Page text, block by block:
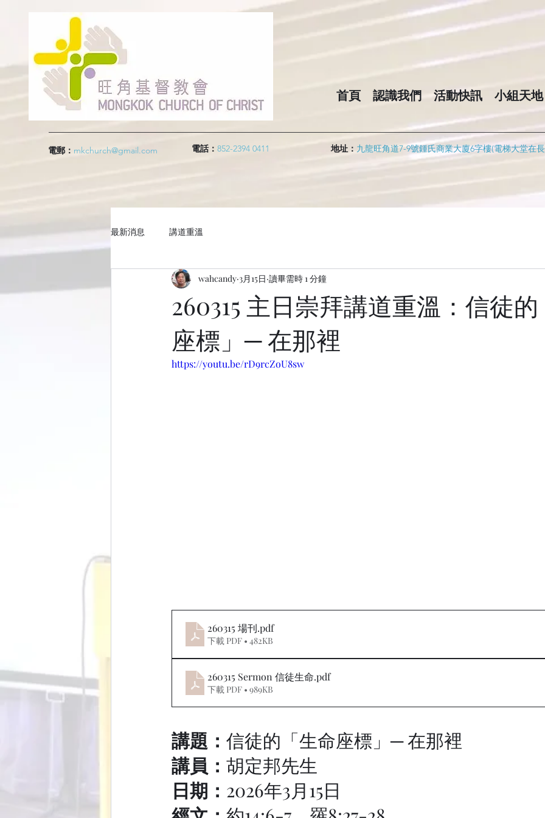
首頁 認識我們 活動快訊 小組天地
電郵： mkchurch@gmail.com 電話： 852-2394 0411 地址： 九龍旺角道7-9號鍾氏商業大廈6字樓(電梯大堂在
最新消息 講道重溫
260315 主日崇拜講道重溫：信徒
座標」─ 在那裡
wahcandy 3月15日 讀畢需時 1 分鐘
https://youtu.be/rD9rcZoU8sw
260315 場刊.pdf
下載 PDF • 482KB
260315 Sermon 信徒生命.pdf
下載 PDF • 989KB
講題： 信徒的「生命座標」─ 在那裡
講員： 胡定邦先生
日期： 2026年3月15日